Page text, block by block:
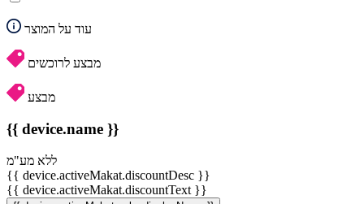
עוד על המוצר
מבצע לרוכשים
מבצע
{{ device.name }}
ללא מע"מ
{{ device.activeMakat.discountDesc }}
{{ device.activeMakat.discountText }}